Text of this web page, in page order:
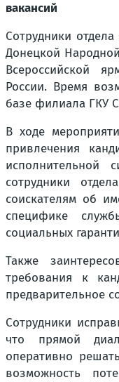
вакансий
Сотрудники
Донецкой
Всероссийской
России. Время
базе филиала ГКУ
В ходе
привлечения
исполнительной
сотрудники
соискателям об
специфике
социальных
Также
требования к
предварительное
Сотрудники
что прямой
оперативно
возможность